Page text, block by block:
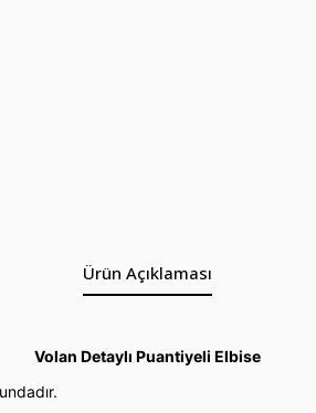
Ürün Açıklaması
Volan Detaylı Puantiyeli Elbise